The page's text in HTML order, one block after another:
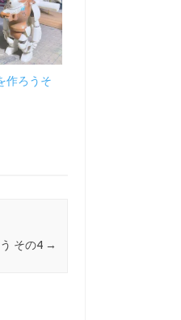
作ろうそ
その4 →